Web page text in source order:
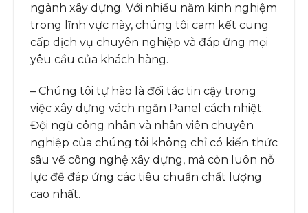
ngành xây dựng. Với nhiều năm kinh nghiệm
trong lĩnh vực này, chúng tôi cam kết cung
cấp dịch vụ chuyên nghiệp và đáp ứng mọi
yêu cầu của khách hàng.
– Chúng tôi tự hào là đối tác tin cậy trong
việc xây dựng vách ngăn Panel cách nhiệt.
Đội ngũ công nhân và nhân viên chuyên
nghiệp của chúng tôi không chỉ có kiến thức
sâu về công nghệ xây dựng, mà còn luôn nỗ
lực để đáp ứng các tiêu chuẩn chất lượng
cao nhất.